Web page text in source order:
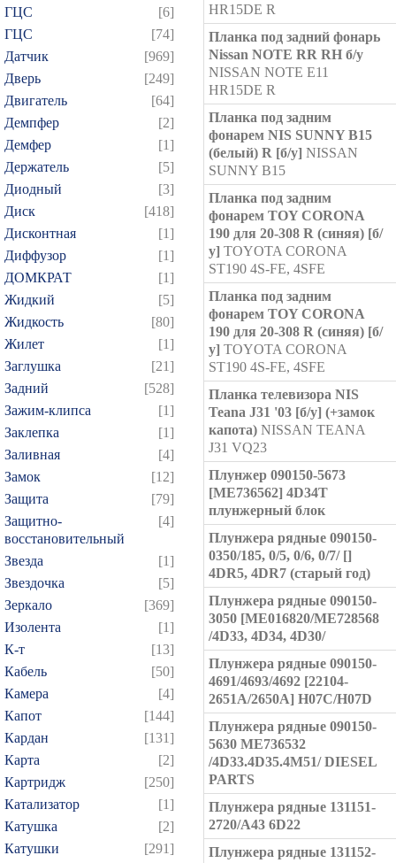
ГЦC
[6]
ГЦС
[74]
Датчик
[969]
Дверь
[249]
Двигатель
[64]
Демпфер
[2]
Демфер
[1]
Держатель
[5]
Диодный
[3]
Диск
[418]
Дисконтная
[1]
Диффузор
[1]
ДОМКРАТ
[1]
Жидкий
[5]
Жидкость
[80]
Жилет
[1]
Заглушка
[21]
Задний
[528]
Зажим-клипса
[1]
Заклепка
[1]
Заливная
[4]
Замок
[12]
Защита
[79]
Защитно-
восстановительный
[4]
Звезда
[1]
Звездочка
[5]
Зеркало
[369]
Изолента
[1]
К-т
[13]
Кабель
[50]
Камера
[4]
Капот
[144]
Кардан
[131]
Карта
[2]
Картридж
[250]
Катализатор
[1]
Катушка
[2]
Катушки
[291]
HR15DE R
Планка под задний фонарь
Nissan NOTE RR RH б/у
NISSAN NOTE E11
HR15DE R
Планка под задним
фонарем NIS SUNNY B15
(белый) R [б/у] NISSAN
SUNNY B15
Планка под задним
фонарем TOY CORONA
190 для 20-308 R (синяя) [б/
у] TOYOTA CORONA
ST190 4S-FE, 4SFE
Планка под задним
фонарем TOY CORONA
190 для 20-308 R (синяя) [б/
у] TOYOTA CORONA
ST190 4S-FE, 4SFE
Планка телевизора NIS
Teana J31 '03 [б/у] (+замок
капота) NISSAN TEANA
J31 VQ23
Плунжер 090150-5673
[ME736562] 4D34T
плунжерный блок
Плунжера рядные 090150-
0350/185, 0/5, 0/6, 0/7/ []
4DR5, 4DR7 (старый год)
Плунжера рядные 090150-
3050 [ME016820/ME728568
/4D33, 4D34, 4D30/
Плунжера рядные 090150-
4691/4693/4692 [22104-
2651A/2650A] H07C/H07D
Плунжера рядные 090150-
5630 ME736532
/4D33.4D35.4M51/ DIESEL
PARTS
Плунжера рядные 131151-
2720/A43 6D22
Плунжера рядные 131152-